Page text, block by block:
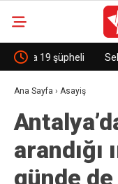
Sekili Köyü’ne
Ana Sayfa › Asayiş
günde de